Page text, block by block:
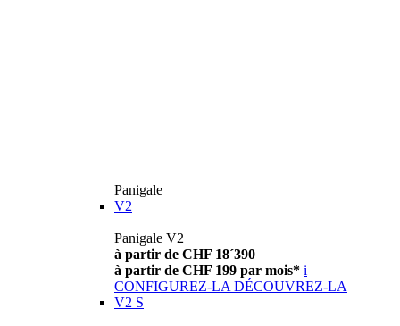
Panigale
V2
Panigale V2
à partir de CHF 18´390
à partir de CHF 199 par mois* i
CONFIGUREZ-LA DÉCOUVREZ-LA
V2 S